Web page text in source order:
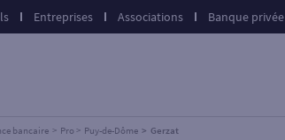
Entreprises Associations Banque privée
bancaire Pro Puy-de-Dôme Gerzat